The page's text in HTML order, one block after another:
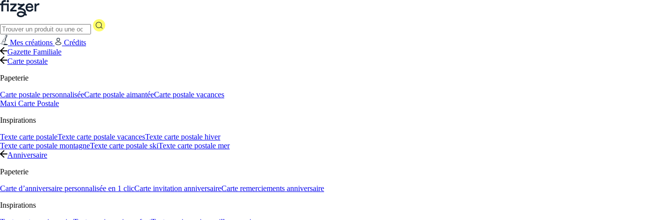
Mes créations
Crédits
Gazette Familiale
Carte postale
Papeterie
Carte postale personnaliséeCarte postale aimantéeCarte postale vacances
Maxi Carte Postale
Inspirations
Texte carte postaleTexte carte postale vacancesTexte carte postale hiver
Texte carte postale montagneTexte carte postale skiTexte carte postale mer
Anniversaire
Papeterie
Carte d’anniversaire personnalisée en 1 clicCarte invitation anniversaireCarte remerciements anniversaire
Inspirations